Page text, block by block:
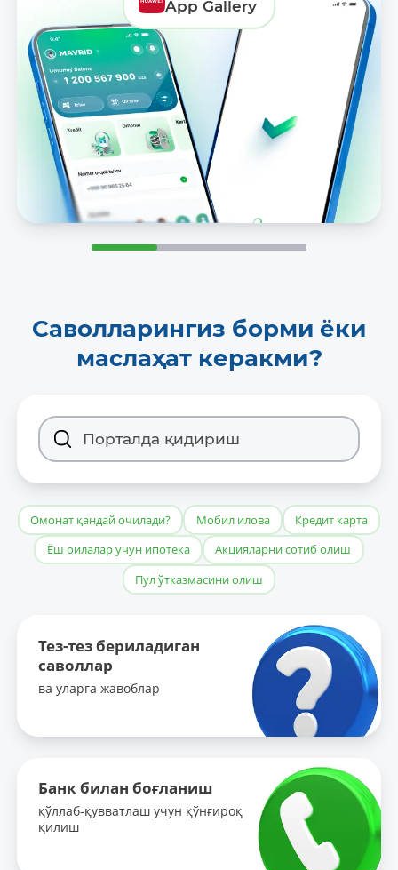
App Gallery
Саволларингиз борми ёки
маслаҳат керакми?
Омонат қандай очилади? Мобил илова
Кредит карта
Ёш оилалар учун ипотека
Акцияларни сотиб олиш
Пул ўтказмасини олиш
Тез-тез бериладиган
саволлар
ва уларга жавоблар
Банк билан боғланиш
қўллаб-қувватлаш учун қўнғироқ
қилиш